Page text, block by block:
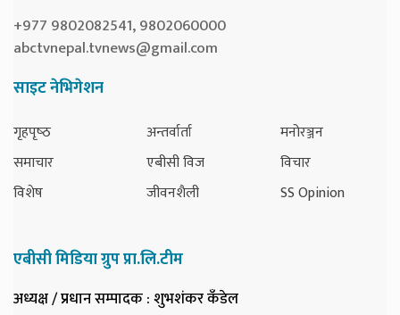
+977 9802082541, 9802060000
abctvnepal.tvnews@gmail.com
साइट नेभिगेशन
गृहपृष्‍ठ
समाचार
विशेष
अन्तर्वार्ता
एबीसी विज
जीवनशैली
मनोरञ्जन
विचार
SS Opinion
एबीसी मिडिया ग्रुप प्रा.लि.टीम
अध्यक्ष / प्रधान सम्पादक: शुभशंकर कँडेल